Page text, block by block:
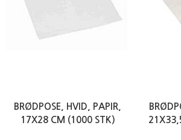
BRØDPOSE, HVID, PAPIR,
17X28 CM (1000 STK)